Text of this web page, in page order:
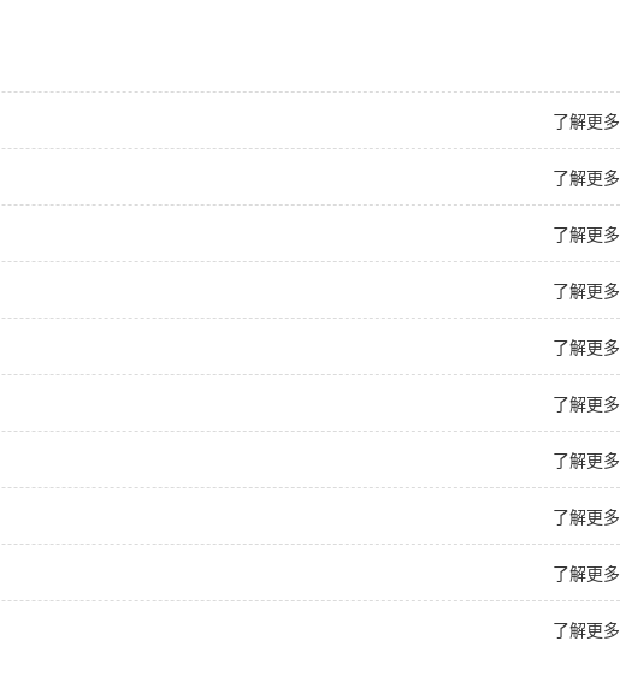
了解更多
了解更多
了解更多
了解更多
了解更多
了解更多
了解更多
了解更多
了解更多
了解更多